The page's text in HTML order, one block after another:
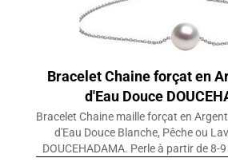
Bracelet Chaine forçat en
d'Eau Douce
Bracelet Chaine maille forçat en
d'Eau Douce Blanche, Pêche ou
DOUCEHADAMA. Perle à partir de 8-